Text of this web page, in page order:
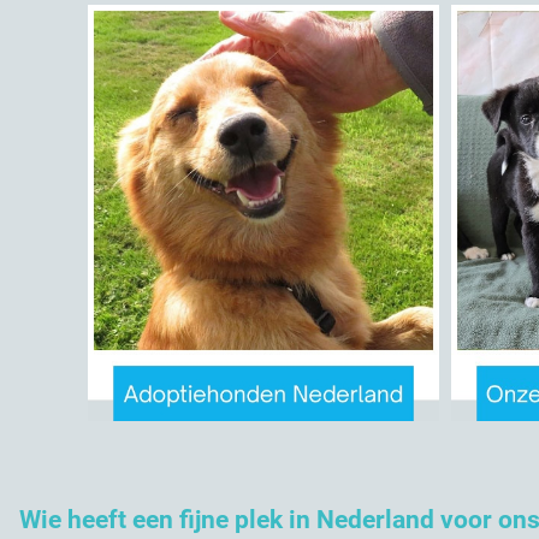
Wie heeft een fijne plek in Nederland voor